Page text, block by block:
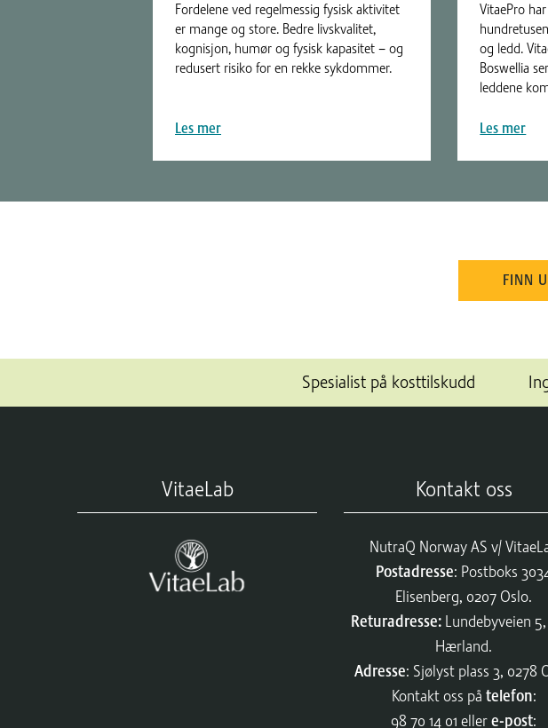
Fordelene ved regelmessig fysisk aktivitet
er mange og store. Bedre livskvalitet,
kognisjon, humør og fysisk kapasitet – og
redusert risiko for en rekke sykdommer.
Les mer
VitaePro
og ledd.
Boswellia
leddene
Les mer
FINN
Spesialist på kosttilskudd
VitaeLab Kontakt oss
NutraQ Norway AS v/
Postadresse: Postboks
Elisenberg, 0207 Oslo.
Returadresse:Lundebyveien 5,
Hærland.
Adresse: Sjølyst plass 3, 0278
Kontakt oss på telefon:
98 70 14 01 ellere-post: